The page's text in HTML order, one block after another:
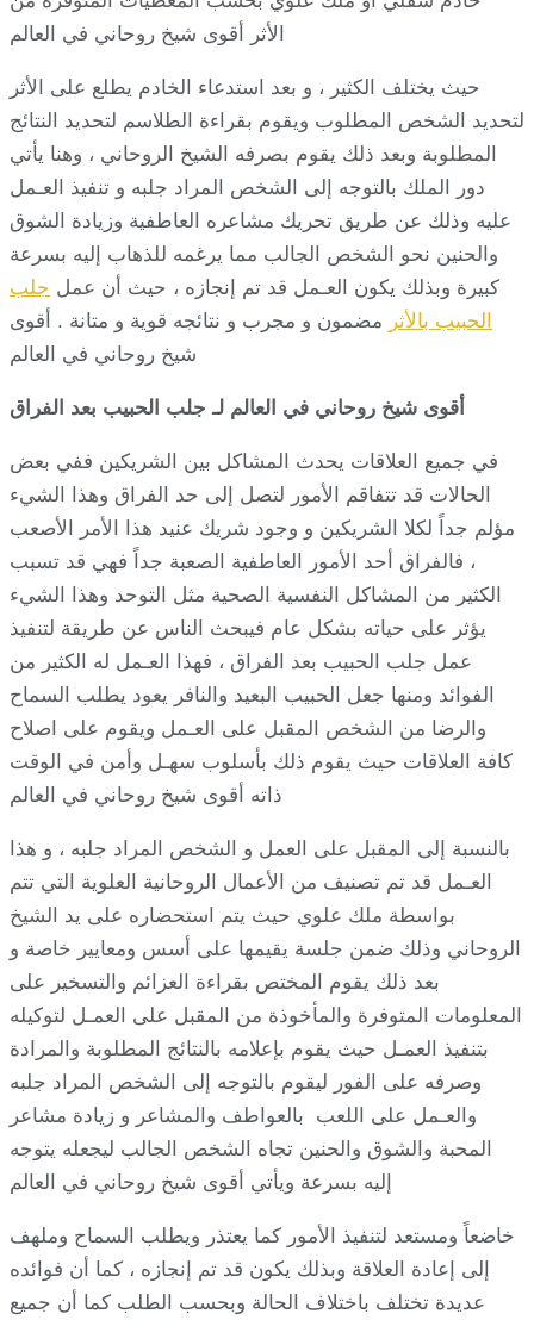
الأثر أقوى شيخ روحاني في العالم
حيث يختلف الكثير ، و بعد استدعاء الخادم يطلع على الأثر
لتحديد الشخص المطلوب ويقوم بقراءة الطلاسم لتحديد النتائج
المطلوبة وبعد ذلك يقوم بصرفه الشيخ الروحاني ، وهنا يأتي
دور الملك بالتوجه إلى الشخص المراد جلبه و تنفيذ العـمل
عليه وذلك عن طريق تحريك مشاعره العاطفية وزيادة الشوق
والحنين نحو الشخص الجالب مما يرغمه للذهاب إليه بسرعة
كبيرة وبذلك يكون العـمل قد تم إنجازه ، حيث أن عمل جلب
الحبيب بالأثر مضمون و مجرب و نتائجه قوية و متانة . أقوى
شيخ روحاني في العالم
أقوى شيخ روحاني في العالم لـ جلب الحبيب بعد الفراق
في جميع العلاقات يحدث المشاكل بين الشريكين ففي بعض
الحالات قد تتفاقم الأمور لتصل إلى حد الفراق وهذا الشيء
مؤلم جداً لكلا الشريكين و وجود شريك عنيد هذا الأمر الأصعب
، فالفراق أحد الأمور العاطفية الصعبة جداً فهي قد تسبب
الكثير من المشاكل النفسية الصحية مثل التوحد وهذا الشيء
يؤثر على حياته بشكل عام فيبحث الناس عن طريقة لتنفيذ
عمل جلب الحبيب بعد الفراق ، فهذا العـمل له الكثير من
الفوائد ومنها جعل الحبيب البعيد والنافر يعود يطلب السماح
والرضا من الشخص المقبل على العـمل ويقوم على اصلاح
كافة العلاقات حيث يقوم ذلك بأسلوب سهـل وأمن في الوقت
ذاته أقوى شيخ روحاني في العالم
بالنسبة إلى المقبل على العمل و الشخص المراد جلبه ، و هذا
العـمل قد تم تصنيف من الأعمال الروحانية العلوية التي تتم
بواسطة ملك علوي حيث يتم استحضاره على يد الشيخ
الروحاني وذلك ضمن جلسة يقيمها على أسس ومعايير خاصة و
بعد ذلك يقوم المختص بقراءة العزائم والتسخير على
المعلومات المتوفرة والمأخوذة من المقبل على العمـل لتوكيله
بتنفيذ العمـل حيث يقوم بإعلامه بالنتائج المطلوبة والمرادة
وصرفه على الفور ليقوم بالتوجه إلى الشخص المراد جلبه
والعـمل على اللعب بالعواطف والمشاعر و زيادة مشاعر
المحبة والشوق والحنين تجاه الشخص الجالب ليجعله يتوجه
إليه بسرعة ويأتي أقوى شيخ روحاني في العالم
خاضعاً ومستعد لتنفيذ الأمور كما يعتذر ويطلب السماح وملهف
إلى إعادة العلاقة وبذلك يكون قد تم إنجازه ، كما أن فوائده
عديدة تختلف باختلاف الحالة وبحسب الطلب كما أن جميع